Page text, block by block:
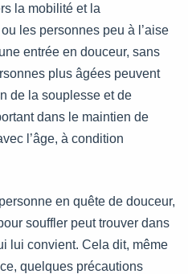
la mobilité et la
les personnes peu à l’aise
entrée en douceur, sans
plus âgées peuvent
de la souplesse et de
dans le maintien de
l’âge, à condition
en quête de douceur,
souffler peut trouver dans
lui convient. Cela dit, même
quelques précautions